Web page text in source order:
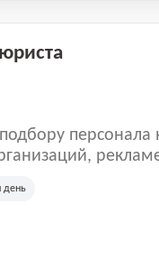
персонала
рекламе,
день